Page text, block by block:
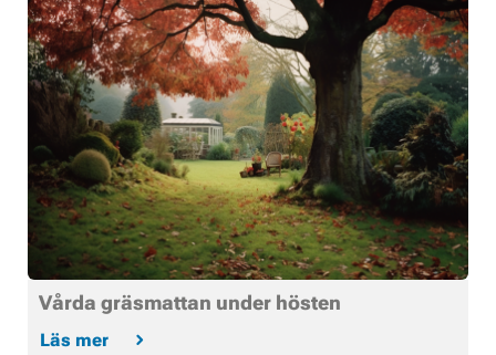
Vårda gräsmattan under hösten
Läs mer